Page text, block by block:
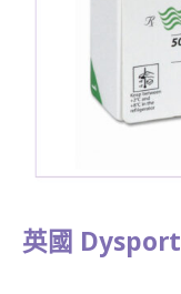
英國 Dysport